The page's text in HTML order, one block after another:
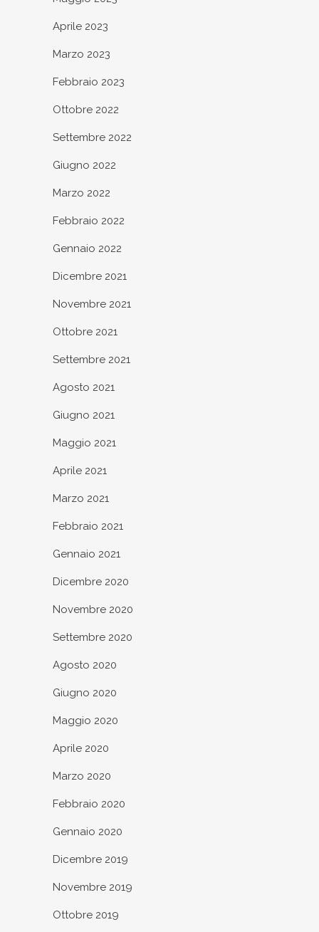
Aprile 2023
Marzo 2023
Febbraio 2023
Ottobre 2022
Settembre 2022
Giugno 2022
Marzo 2022
Febbraio 2022
Gennaio 2022
Dicembre 2021
Novembre 2021
Ottobre 2021
Settembre 2021
Agosto 2021
Giugno 2021
Maggio 2021
Aprile 2021
Marzo 2021
Febbraio 2021
Gennaio 2021
Dicembre 2020
Novembre 2020
Settembre 2020
Agosto 2020
Giugno 2020
Maggio 2020
Aprile 2020
Marzo 2020
Febbraio 2020
Gennaio 2020
Dicembre 2019
Novembre 2019
Ottobre 2019